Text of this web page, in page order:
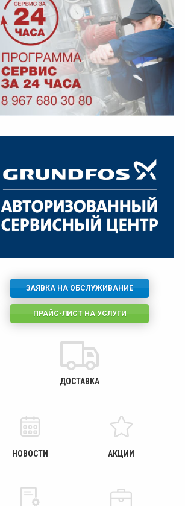
ЗАЯВКА НА ОБСЛУЖИВАНИЕ
ПРАЙС-ЛИСТ НА УСЛУГИ
ДОСТАВКА
НОВОСТИ АКЦИИ